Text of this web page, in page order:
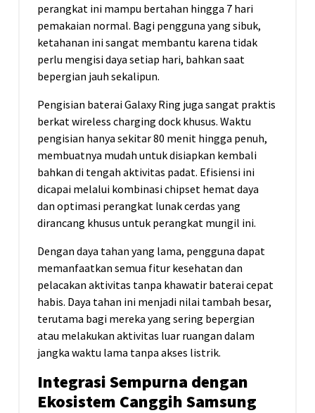
perangkat ini mampu bertahan hingga 7 hari
pemakaian normal. Bagi pengguna yang sibuk,
ketahanan ini sangat membantu karena tidak
perlu mengisi daya setiap hari, bahkan saat
bepergian jauh sekalipun.
Pengisian baterai Galaxy Ring juga sangat praktis
berkatwireless charging dock khusus. Waktu
pengisian hanya sekitar 80 menit hingga penuh,
membuatnya mudah untuk disiapkan kembali
bahkan di tengah aktivitas padat. Efisiensi ini
dicapai melalui kombinasi chipset hemat daya
dan optimasi perangkat lunak cerdas yang
dirancang khusus untuk perangkat mungil ini.
Dengan daya tahan yang lama, pengguna dapat
memanfaatkan semua fitur kesehatan dan
pelacakan aktivitas tanpa khawatir baterai cepat
habis. Daya tahan ini menjadi nilai tambah besar,
terutama bagi mereka yang sering bepergian
atau melakukan aktivitas luar ruangan dalam
jangka waktu lama tanpa akses listrik.
Integrasi Sempurna dengan
Ekosistem Canggih Samsung